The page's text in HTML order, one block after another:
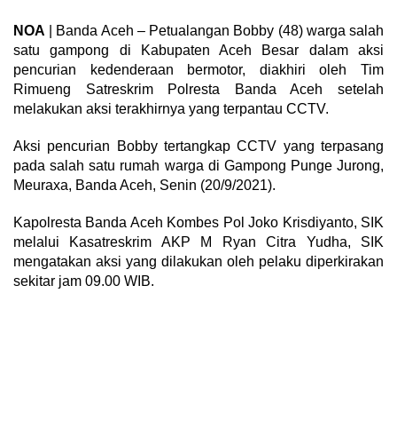
NOA | Banda Aceh – Petualangan Bobby (48) warga salah
satu gampong di Kabupaten Aceh Besar dalam aksi
pencurian kedenderaan bermotor, diakhiri oleh Tim
Rimueng Satreskrim Polresta Banda Aceh setelah
melakukan aksi terakhirnya yang terpantau CCTV.
Aksi pencurian Bobby tertangkap CCTV yang terpasang
pada salah satu rumah warga di Gampong Punge Jurong,
Meuraxa, Banda Aceh, Senin (20/9/2021).
Kapolresta Banda Aceh Kombes Pol Joko Krisdiyanto, SIK
melalui Kasatreskrim AKP M Ryan Citra Yudha, SIK
mengatakan aksi yang dilakukan oleh pelaku diperkirakan
sekitar jam 09.00 WIB.